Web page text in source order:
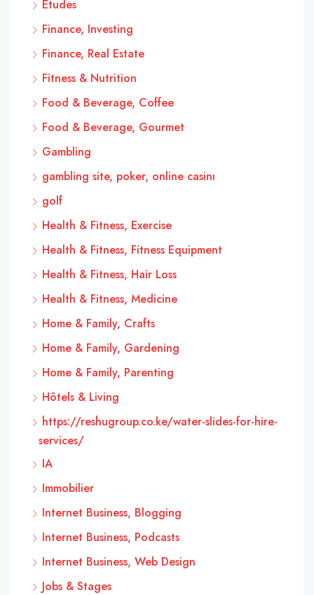
Études
Finance, Investing
Finance, Real Estate
Fitness & Nutrition
Food & Beverage, Coffee
Food & Beverage, Gourmet
Gambling
gambling site, poker, online casinı
golf
Health & Fitness, Exercise
Health & Fitness, Fitness Equipment
Health & Fitness, Hair Loss
Health & Fitness, Medicine
Home & Family, Crafts
Home & Family, Gardening
Home & Family, Parenting
Hôtels & Living
https://reshugroup.co.ke/water-slides-for-hire-
services/
IA
Immobilier
Internet Business, Blogging
Internet Business, Podcasts
Internet Business, Web Design
Jobs & Stages